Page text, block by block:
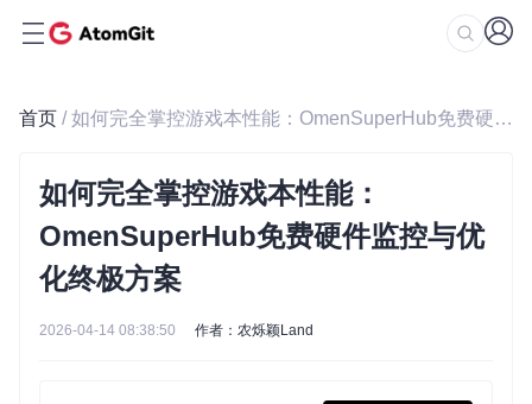
首页 / 如何完全掌控游戏本性能：OmenSuperHub免费硬件监控与优化终极方案
如何完全掌控游戏本性能：
OmenSuperHub免费硬件监控与优
化终极方案
2026-04-14 08:38:50 作者：农烁颖Land